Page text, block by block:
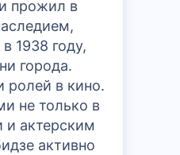
прожил в
1938 году,
города.
ролей в кино.
не только в
и актерским
активно